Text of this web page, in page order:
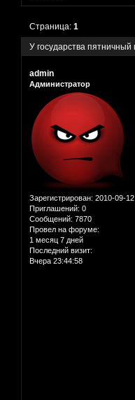
У государства пятничный
Страница:1
admin
Администратор
Зарегистрирован: 2010-09-12
Приглашений: 0
Сообщений: 7870
Провел на форуме:
1 месяц 7 дней
Последний визит:
Вчера 23:44:58